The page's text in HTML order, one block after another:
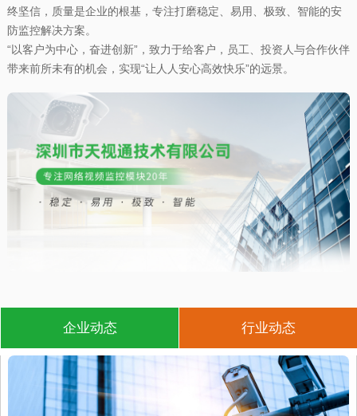
终坚信，质量是企业的根基，专注打磨稳定、易用、极致、智能的安
防监控解决方案。
“以客户为中心，奋进创新”，致力于给客户，员工、投资人与合作伙伴
带来前所未有的机会，实现“让人人安心高效快乐”的远景。
企业动态 行业动态